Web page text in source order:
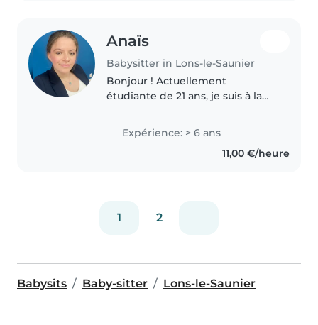
Anaïs
Babysitter in Lons-le-Saunier
Bonjour ! Actuellement
étudiante de 21 ans, je suis à la
payer mon quotidien. Je suis
grande soeur de deux (anciens)
petits monstres et suis habituée
Expérience: > 6 ans
11,00 €/heure
1 2
Babysits Baby-sitter Lons-le-Saunier